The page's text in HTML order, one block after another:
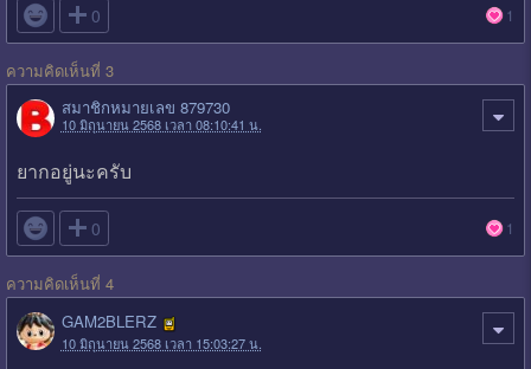
 0 1
ความคิดเห็นที่ 3
สมาชิกหมายเลข 879730
10 มิถุนายน 2568 เวลา 08:10:41 น.
ยากอยู่นะครับ
 0 1
ความคิดเห็นที่ 4
GAM2BLERZ
10 มิถุนายน 2568 เวลา 15:03:27 น.